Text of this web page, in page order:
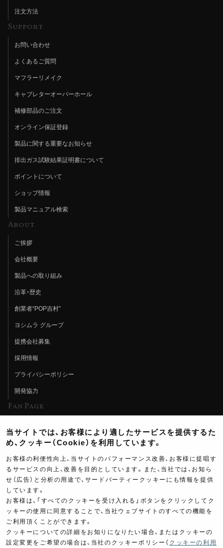
注文方法
Support
お問い合わせ
よくあるご質問
マフラーリメイク
キャブレターオーバーホール
補修部品のご注文
オンライン保証登録
製品に関する重要なお知らせ
排出ガス試験結果証明書について
ポイントについて
ショップ情報
製品マニュアル検索
About
ご挨拶
会社概要
製品への取り組み
沿革・歴史
創業者“POP吉村”
ヨシムラ グループ
提携会社募集
採用情報
プライバシーポリシー
開発協力
Fan Page
ヨシムラTV
イベント情報
イベントスケジュール
ツーリングブレイクタイム
製品ポスター
当サイトでは、お客様により適したサービスを提供するた
め、クッキー（Cookie）を利用しています。
お客様の利便性向上、当サイトのパフォーマンス改善、お客様に提唱す
るサービスの向上、改善を目的としています。また、当社では、お知ら
せ（広告）と分析の用途で、サードパーティークッキーにも情報を提供
しています。
お客様は、「すべてのクッキーを受け入れる」ボタンをクリックしてク
ッキーの使用に同意することで、当社ウェブサイトのすべての機能を
ご利用頂くことができます。
クッキーについての詳細をお知りになりたい場合、またはクッキーの
設定変更をご希望の場合は、当社のクッキーポリシー（ クッキーの利用